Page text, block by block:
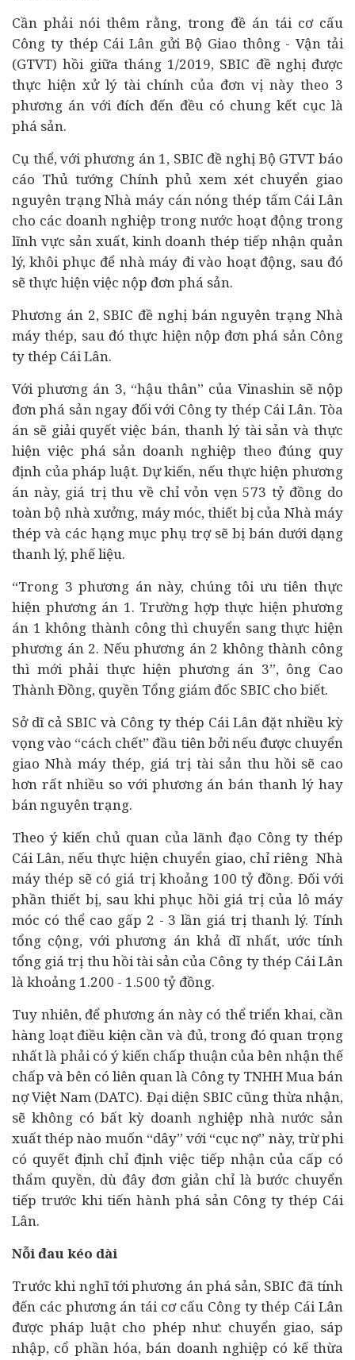
Cần phải nói thêm rằng, trong đề án tái cơ cấu
Công ty thép Cái Lân gửi Bộ Giao thông - Vận tải
(GTVT) hồi giữa tháng 1/2019, SBIC đề nghị được
thực hiện xử lý tài chính của đơn vị này theo 3
phương án với đích đến đều có chung kết cục là
phá sản.
Cụ thể, với phương án 1, SBIC đề nghị Bộ GTVT báo
cáo Thủ tướng Chính phủ xem xét chuyển giao
nguyên trạng Nhà máy cán nóng thép tấm Cái Lân
cho các doanh nghiệp trong nước hoạt động trong
lĩnh vực sản xuất, kinh doanh thép tiếp nhận quản
lý, khôi phục để nhà máy đi vào hoạt động, sau đó
sẽ thực hiện việc nộp đơn phá sản.
Phương án 2, SBIC đề nghị bán nguyên trạng Nhà
máy thép, sau đó thực hiện nộp đơn phá sản Công
ty thép Cái Lân.
Với phương án 3, “hậu thân” của Vinashin sẽ nộp
đơn phá sản ngay đối với Công ty thép Cái Lân. Tòa
án sẽ giải quyết việc bán, thanh lý tài sản và thực
hiện việc phá sản doanh nghiệp theo đúng quy
định của pháp luật. Dự kiến, nếu thực hiện phương
án này, giá trị thu về chỉ vỏn vẹn 573 tỷ đồng do
toàn bộ nhà xưởng, máy móc, thiết bị của Nhà máy
thép và các hạng mục phụ trợ sẽ bị bán dưới dạng
thanh lý, phế liệu.
“Trong 3 phương án này, chúng tôi ưu tiên thực
hiện phương án 1. Trường hợp thực hiện phương
án 1 không thành công thì chuyển sang thực hiện
phương án 2. Nếu phương án 2 không thành công
thì mới phải thực hiện phương án 3”, ông Cao
Thành Đồng, quyền Tổng giám đốc SBIC cho biết.
Sở dĩ cả SBIC và Công ty thép Cái Lân đặt nhiều kỳ
vọng vào “cách chết” đầu tiên bởi nếu được chuyển
giao Nhà máy thép, giá trị tài sản thu hồi sẽ cao
hơn rất nhiều so với phương án bán thanh lý hay
bán nguyên trạng.
Theo ý kiến chủ quan của lãnh đạo Công ty thép
Cái Lân, nếu thực hiện chuyển giao, chỉ riêng Nhà
máy thép sẽ có giá trị khoảng 100 tỷ đồng. Đối với
phần thiết bị, sau khi phục hồi giá trị của lô máy
móc có thể cao gấp 2 - 3 lần giá trị thanh lý. Tính
tổng cộng, với phương án khả dĩ nhất, ước tính
tổng giá trị thu hồi tài sản của Công ty thép Cái Lân
là khoảng 1.200 - 1.500 tỷ đồng.
Tuy nhiên, để phương án này có thể triển khai, cần
hàng loạt điều kiện cần và đủ, trong đó quan trọng
nhất là phải có ý kiến chấp thuận của bên nhận thế
chấp và bên có liên quan là Công ty TNHH Mua bán
nợ Việt Nam (DATC). Đại diện SBIC cũng thừa nhận,
sẽ không có bất kỳ doanh nghiệp nhà nước sản
xuất thép nào muốn “dây” với “cục nợ” này, trừ phi
có quyết định chỉ định việc tiếp nhận của cấp có
thẩm quyền, dù đây đơn giản chỉ là bước chuyển
tiếp trước khi tiến hành phá sản Công ty thép Cái
Lân.
Nỗi đau kéo dài
Trước khi nghĩ tới phương án phá sản, SBIC đã tính
đến các phương án tái cơ cấu Công ty thép Cái Lân
được pháp luật cho phép như: chuyển giao, sáp
nhập, cổ phần hóa, bán doanh nghiệp có kế thừa